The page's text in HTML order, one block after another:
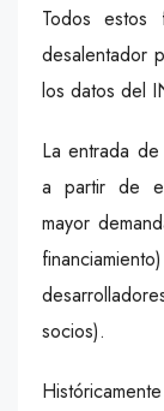
Todos estos
desalentador
los datos del
La entrada
a partir de
mayor
socios).